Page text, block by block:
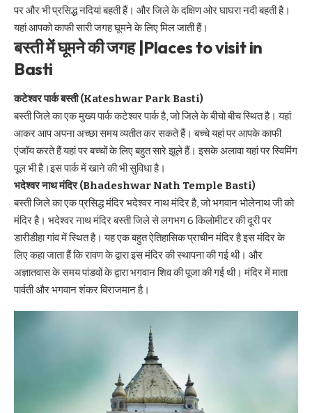
पर और भी प्रसिद्ध नदियां बहती हैं। और जिले के दक्षिण ओर घाघरा नदी बहती है।
यहां आपको काफी सारी जगह घूमने के लिए मिल जाती हैं।
बस्ती में घूमने की जगह |Places to visit in
Basti
कटेश्वर पार्क बस्ती (Kateshwar Park Basti)
बस्ती जिले का एक मुख्य पार्क कटेश्वर पार्क है, जो जिले के बीचो बीच स्थित है। यहां
आकर आप अपना अच्छा समय व्यतीत कर सकते हैं। बच्चे यहां पर आपके काफी
एंजॉय करते हैं यहां पर बच्चों के लिए बहुत सारे झूले हैं। इसके अलावा यहां पर स्विमिंग
पूल भी है।इस पार्क में खाने की भी सुविधा है।
भदेश्वर नाथ मंदिर (Bhadeshwar Nath Temple Basti)
बस्ती जिले का एक प्रसिद्ध मंदिर भदेश्वर नाथ मंदिर है, जो भगवान भोलेनाथ जी को
मंदिर है। भदेश्वर नाथ मंदिर बस्ती जिले से लगभग 6 किलोमीटर की दूरी पर
डारीडीहा गांव में स्थित है। यह एक बहुत ऐतिहासिक प्राचीन मंदिर है इस मंदिर के
लिए कहा जाता हैं कि रावण के द्वारा इस मंदिर की स्थापना की गई थी। और
अज्ञातवास के समय पांडवों के द्वारा भगवान शिव की पूजा की गई थी। मंदिर में माता
पार्वती और भगवान शंकर विराजमान है।